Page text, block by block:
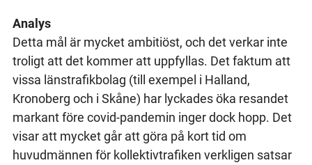
Analys
Detta mål är mycket ambitiöst, och det verkar inte
troligt att det kommer att uppfyllas. Det faktum att
vissa länstrafikbolag (till exempel i Halland,
Kronoberg och i Skåne) har lyckades öka resandet
markant före covid-pandemin inger dock hopp. Det
visar att mycket går att göra på kort tid om
huvudmännen för kollektivtrafiken verkligen satsar